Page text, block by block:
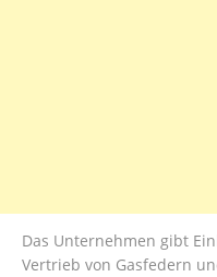
Das Unternehmen gibt
Vertrieb von Gasfedern